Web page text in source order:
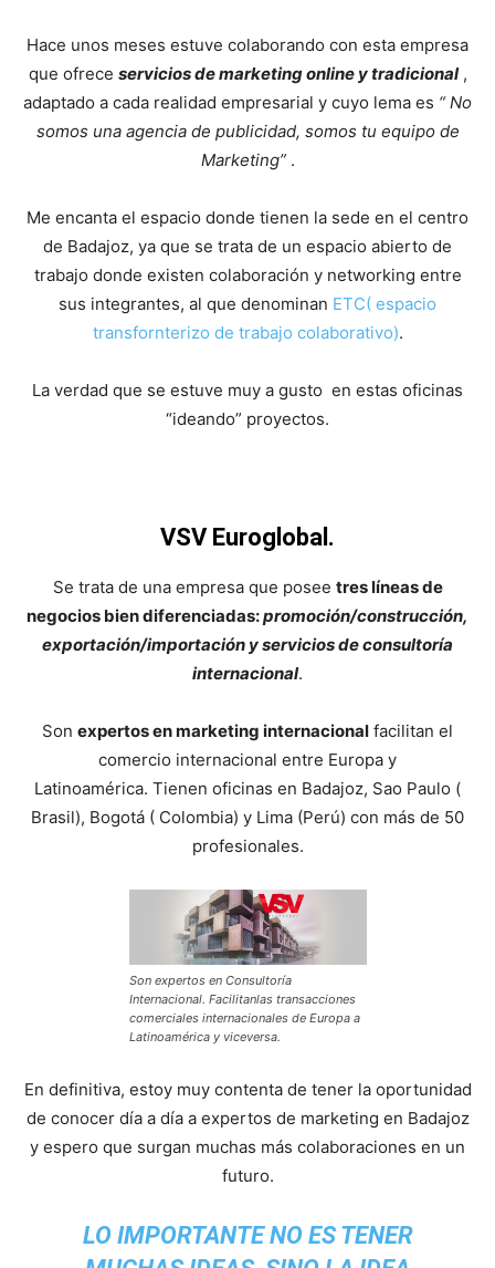
Hace unos meses estuve colaborando con esta empresa
que ofrece servicios de marketing online y tradicional,
adaptado a cada realidad empresarial y cuyo lema es “ No
somos una agencia de publicidad, somos tu equipo de
Marketing”.
Me encanta el espacio donde tienen la sede en el centro
de Badajoz, ya que se trata de un espacio abierto de
trabajo donde existen colaboración y networking entre
sus integrantes, al que denominan ETC( espacio
transfornterizo de trabajo colaborativo).
La verdad que se estuve muy a gusto en estas oficinas
“ideando” proyectos.
VSV Euroglobal.
Se trata de una empresa que posee tres líneas de
negocios bien diferenciadas:promoción/construcción,
exportación/importación y servicios de consultoría
internacional.
Son expertos en marketing internacional facilitan el
comercio internacional entre Europa y
Latinoamérica. Tienen oficinas en Badajoz, Sao Paulo (
Brasil), Bogotá ( Colombia) y Lima (Perú) con más de 50
profesionales.
Son expertos en Consultoría
Internacional. Facilitanlas transacciones
comerciales internacionales de Europa a
Latinoamérica y viceversa.
En definitiva, estoy muy contenta de tener la oportunidad
de conocer día a día a expertos de marketing en Badajoz
y espero que surgan muchas más colaboraciones en un
futuro.
LO IMPORTANTE NO ES TENER